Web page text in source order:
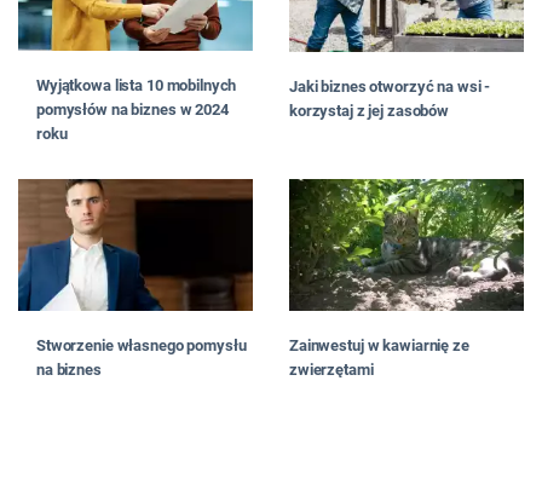
Wyjątkowa lista 10 mobilnych
pomysłów na biznes w 2024
roku
Jaki biznes otworzyć na wsi -
korzystaj z jej zasobów
Stworzenie własnego pomysłu
na biznes
Zainwestuj w kawiarnię ze
zwierzętami